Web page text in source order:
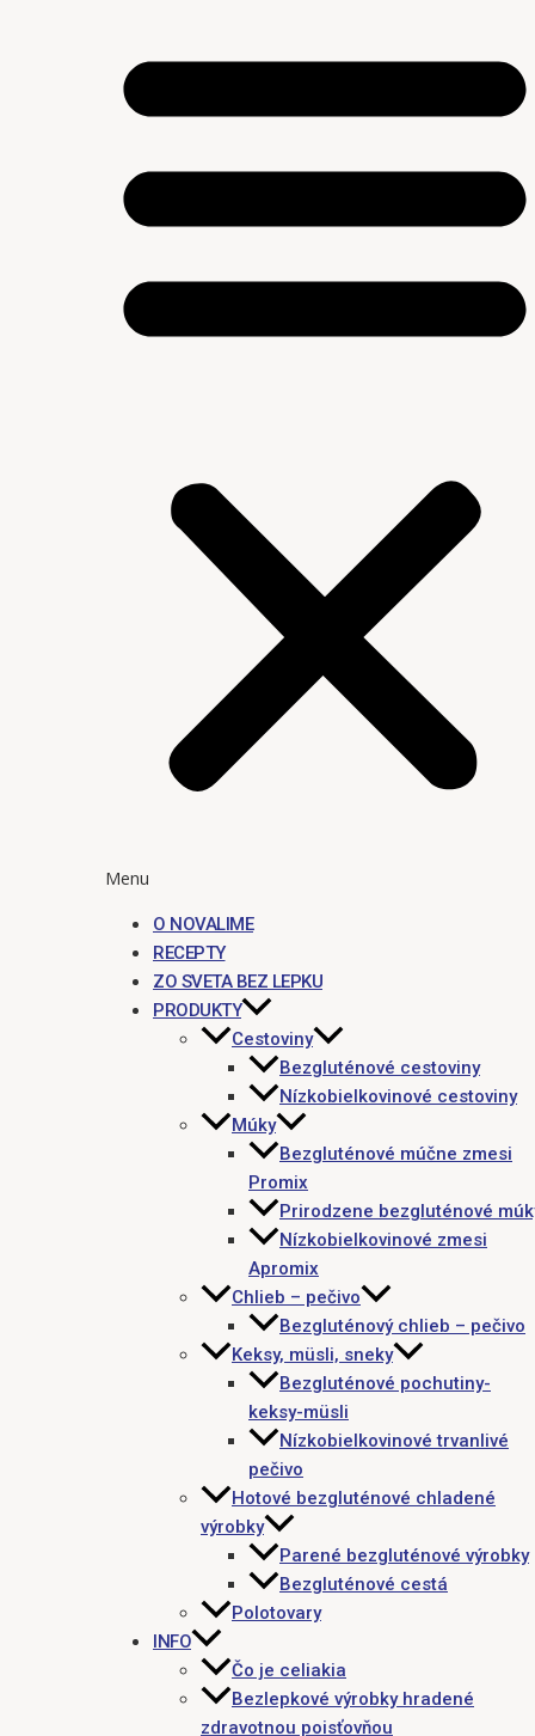
Menu
O NOVALIME
RECEPTY
ZO SVETA BEZ LEPKU
PRODUKTY
Cestoviny
Bezgluténové cestoviny
Nízkobielkovinové cestoviny
Múky
Bezgluténové múčne zmesi
Promix
Prirodzene bezgluténové
Nízkobielkovinové zmesi
Apromix
Chlieb – pečivo
Bezgluténový chlieb – pečivo
Keksy, müsli, sneky
Bezgluténové pochutiny-
keksy-müsli
Nízkobielkovinové trvanlivé
pečivo
Hotové bezgluténové chladené
výrobky
Parené bezgluténové výrobky
Bezgluténové cestá
Polotovary
INFO
Čo je celiakia
Bezlepkové výrobky hradené
zdravotnou poisťovňou